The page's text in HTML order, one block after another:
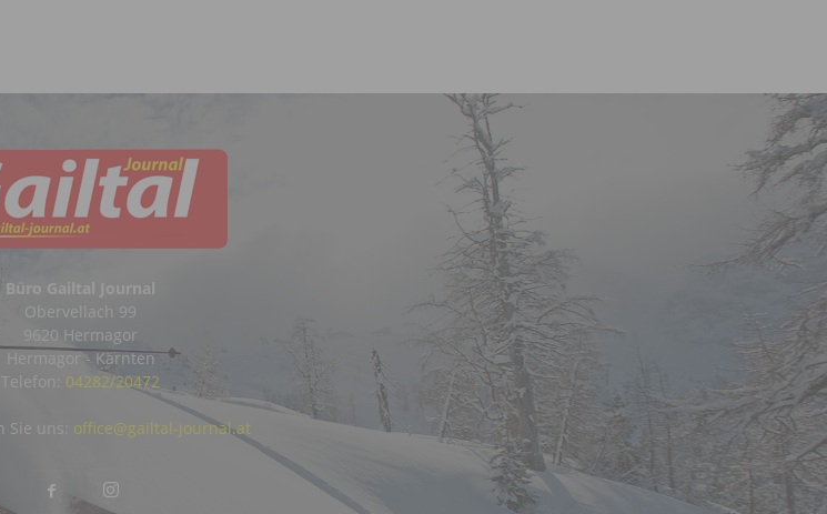
Büro Gailtal Journal
Obervellach 99
9620 Hermagor
Hermagor - Kärnten
Telefon: 04282/20472
Sie uns: office@gailtal-journal.at